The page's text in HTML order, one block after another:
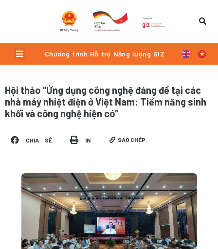
Menu Chương trình Hỗ trợ Năng lượng GIZ
Hội thảo “Ứng dụng công nghệ đáng đề tại các
nhà máy nhiệt điện ở Việt Nam: Tiềm năng sinh
khối và công nghệ hiện có”
CHIA SẺ IN SAO CHÉP